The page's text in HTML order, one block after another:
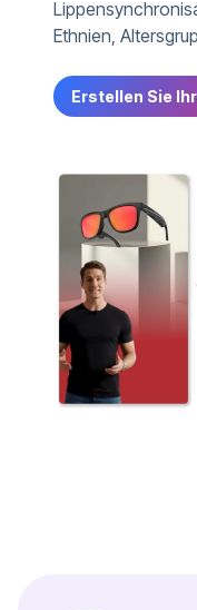
Ethnien,
Erstellen Sie